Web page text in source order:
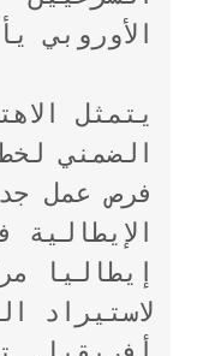
الأوروبي